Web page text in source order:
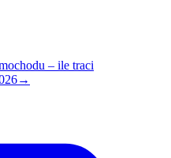
– ile traci
→